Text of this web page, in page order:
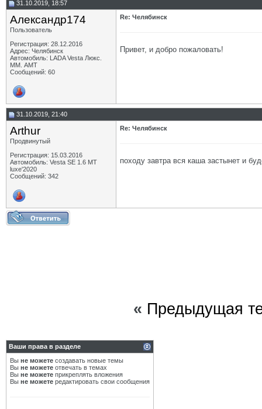
31.10.2019, 18:57
Александр174
Пользователь
Регистрация: 28.12.2016
Адрес: Челябинск
Автомобиль: LADA Vesta Люкс.
ММ. АМТ
Сообщений: 60
Re: Челябинск
Привет, и добро пожаловать!
31.10.2019, 21:40
Arthur
Продвинутый
Регистрация: 15.03.2016
Автомобиль: Vesta SE 1.6 MT
luxe'2020
Сообщений: 342
Re: Челябинск
походу завтра вся каша застынет и
« Предыдущая
Ваши права в разделе
Вы не можете создавать новые темы
Вы не можете отвечать в темах
Вы не можете прикреплять вложения
Вы не можете редактировать свои сообщения